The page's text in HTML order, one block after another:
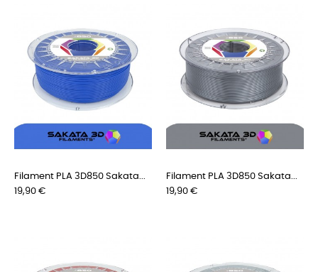
Filament PLA 3D850 Sakata...
Preis
19,90 €
Filament PLA 3D850 Sakata...
Preis
19,90 €